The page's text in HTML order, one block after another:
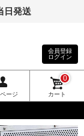
日発送
会員登録
ログイン
ージ カート
0